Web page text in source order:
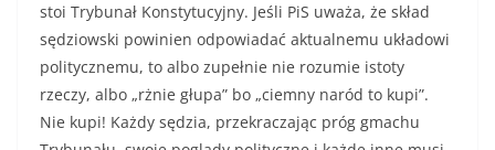
stoi Trybunał Konstytucyjny. Jeśli PiS uważa, że skład
sędziowski powinien odpowiadać aktualnemu układowi
politycznemu, to albo zupełnie nie rozumie istoty
rzeczy, albo „rżnie głupa” bo „ciemny naród to kupi”.
Nie kupi! Każdy sędzia, przekraczając próg gmachu